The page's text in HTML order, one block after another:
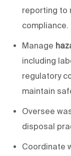
reporting to
compliance.
Manage
including
regulatory
maintain
Oversee
disposal
Coordinate